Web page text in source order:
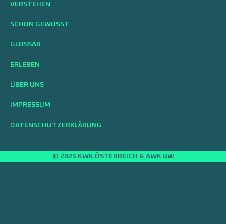
VERSTEHEN
SCHON GEWUSST
GLOSSAR
ERLEBEN
ÜBER UNS
IMPRESSUM
DATENSCHUTZERKLÄRUNG
© 2025 KWK ÖSTERREICH & AWK BW